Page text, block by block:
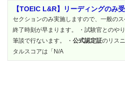
【TOEIC L&R】リーディングのみ
セクションのみ実施しますので、一般のス
終了時刻が早まります。 ・試験官とのや
筆談で行ないます。 ・ 公式認定証のリス
タルスコアは「N/A